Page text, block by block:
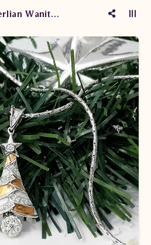
Liontin Berlian Wanita SLL0024 ESd